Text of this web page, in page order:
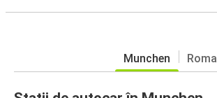
Munchen Roma